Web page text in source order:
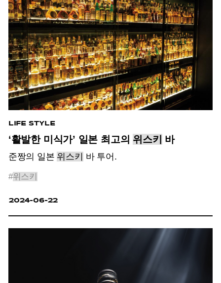
LIFE STYLE
‘활발한 미식가’ 일본 최고의 위스키 바
준짱의 일본 위스키 바 투어.
#위스키
2024-06-22